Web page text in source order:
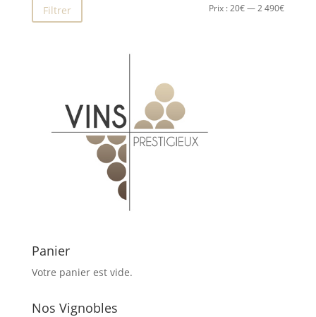
Prix
Prix
Filtrer Prix :20€—2 490€
Panier
Votre panier est vide.
Nos Vignobles